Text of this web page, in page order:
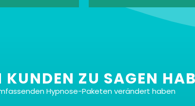
KUNDEN ZU SAGEN
Hypnose-Paketen verändert haben